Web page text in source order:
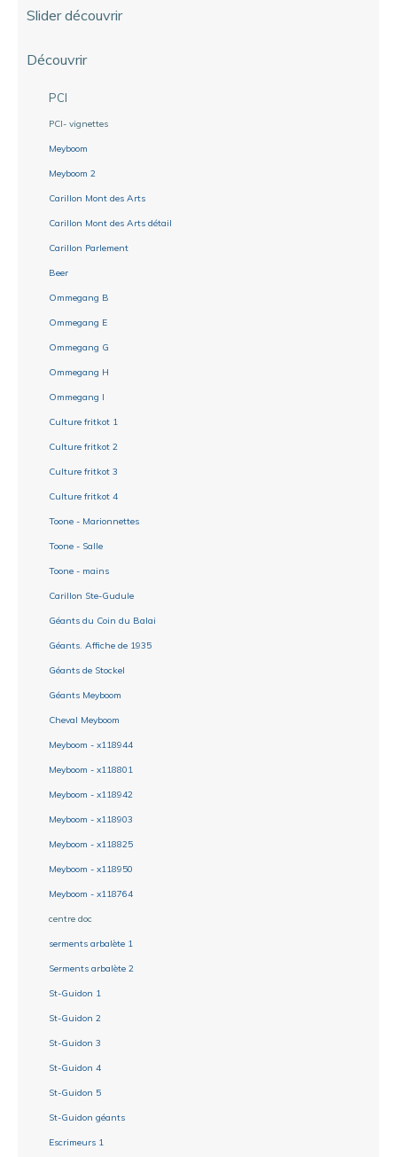
Slider découvrir
Découvrir
PCI
PCI- vignettes
Meyboom
Meyboom 2
Carillon Mont des Arts
Carillon Mont des Arts détail
Carillon Parlement
Beer
Ommegang B
Ommegang E
Ommegang G
Ommegang H
Ommegang I
Culture fritkot 1
Culture fritkot 2
Culture fritkot 3
Culture fritkot 4
Toone - Marionnettes
Toone - Salle
Toone - mains
Carillon Ste-Gudule
Géants du Coin du Balai
Géants. Affiche de 1935
Géants de Stockel
Géants Meyboom
Cheval Meyboom
Meyboom - x118944
Meyboom - x118801
Meyboom - x118942
Meyboom - x118903
Meyboom - x118825
Meyboom - x118950
Meyboom - x118764
centre doc
serments arbalète 1
Serments arbalète 2
St-Guidon 1
St-Guidon 2
St-Guidon 3
St-Guidon 4
St-Guidon 5
St-Guidon géants
Escrimeurs 1